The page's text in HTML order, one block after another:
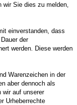
Sie dies zu melden,
einverstanden, dass
der
werden. Diese werden
Warenzeichen in der
aber dennoch als
wir auf unserer
Urheberrechte